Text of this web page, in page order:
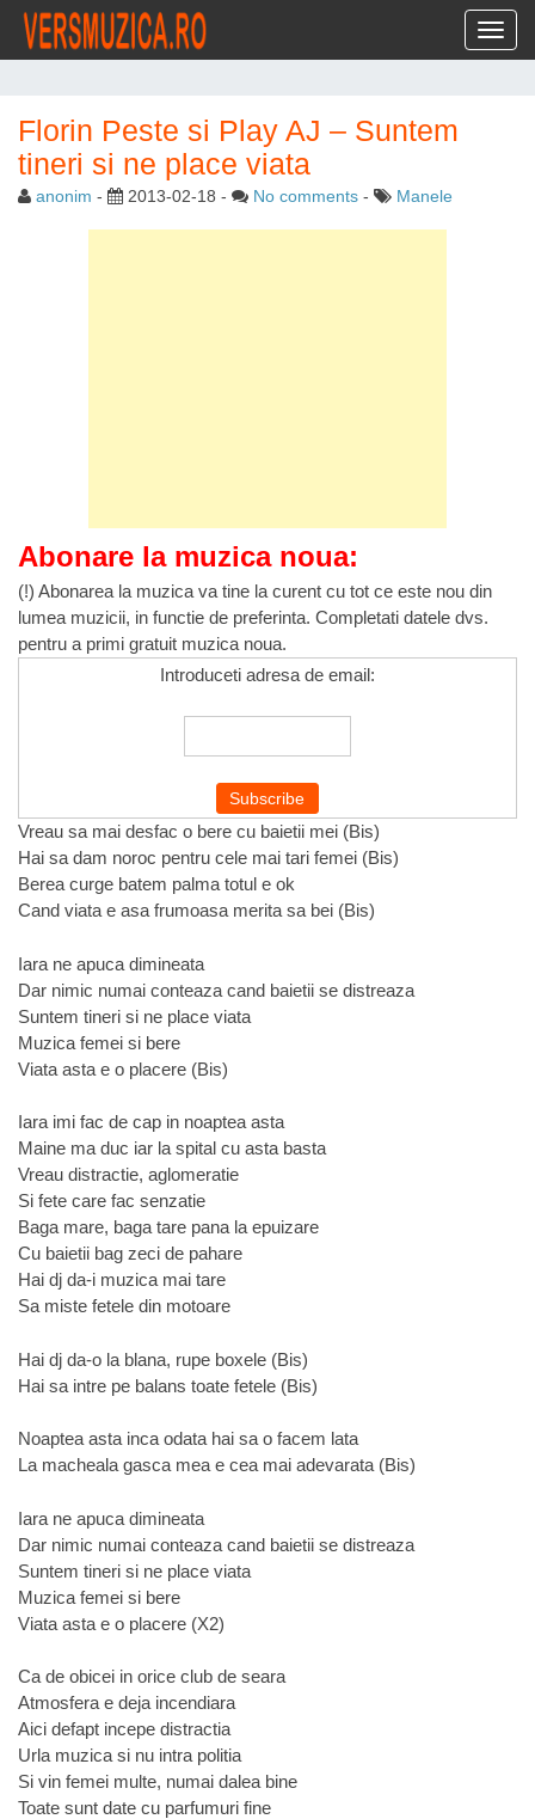
Florin Peste si Play AJ – Suntem
tineri si ne place viata
anonim - 2013-02-18 - No comments - Manele
Abonare la muzica noua:
(!) Abonarea la muzica va tine la curent cu tot ce este nou din
lumea muzicii, in functie de preferinta. Completati datele dvs.
pentru a primi gratuit muzica noua.
Introduceti adresa de email:
Vreau sa mai desfac o bere cu baietii mei (Bis)
Hai sa dam noroc pentru cele mai tari femei (Bis)
Berea curge batem palma totul e ok
Cand viata e asa frumoasa merita sa bei (Bis)
Iara ne apuca dimineata
Dar nimic numai conteaza cand baietii se distreaza
Suntem tineri si ne place viata
Muzica femei si bere
Viata asta e o placere (Bis)
Iara imi fac de cap in noaptea asta
Maine ma duc iar la spital cu asta basta
Vreau distractie, aglomeratie
Si fete care fac senzatie
Baga mare, baga tare pana la epuizare
Cu baietii bag zeci de pahare
Hai dj da-i muzica mai tare
Sa miste fetele din motoare
Hai dj da-o la blana, rupe boxele (Bis)
Hai sa intre pe balans toate fetele (Bis)
Noaptea asta inca odata hai sa o facem lata
La macheala gasca mea e cea mai adevarata (Bis)
Iara ne apuca dimineata
Dar nimic numai conteaza cand baietii se distreaza
Suntem tineri si ne place viata
Muzica femei si bere
Viata asta e o placere (X2)
Ca de obicei in orice club de seara
Atmosfera e deja incendiara
Aici defapt incepe distractia
Urla muzica si nu intra politia
Si vin femei multe, numai dalea bine
Toate sunt date cu parfumuri fine